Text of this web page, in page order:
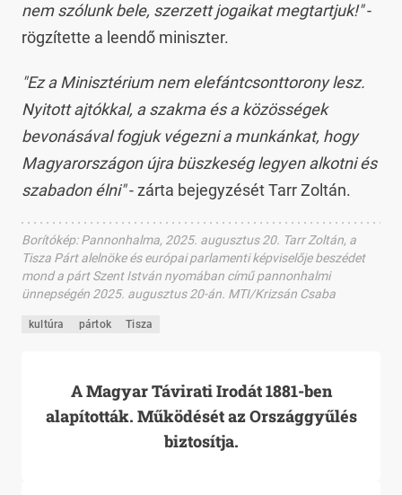
nem szólunk bele, szerzett jogaikat megtartjuk!"-
rögzítette a leendő miniszter.
"Ez a Minisztérium nem elefántcsonttorony lesz.
Nyitott ajtókkal, a szakma és a közösségek
bevonásával fogjuk végezni a munkánkat, hogy
Magyarországon újra büszkeség legyen alkotni és
szabadon élni"- zárta bejegyzését Tarr Zoltán.
Borítókép:Pannonhalma, 2025. augusztus 20. Tarr Zoltán, a
Tisza Párt alelnöke és európai parlamenti képviselője beszédet
mond a párt Szent István nyomában című pannonhalmi
ünnepségén 2025. augusztus 20-án. MTI/Krizsán Csaba
kultúra pártok Tisza
A Magyar Távirati Irodát 1881-ben
alapították. Működését az Országgyűlés
biztosítja.